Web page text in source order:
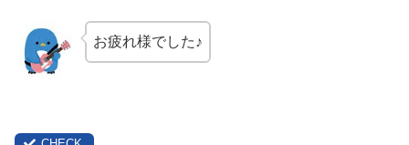
お疲れ様でした♪